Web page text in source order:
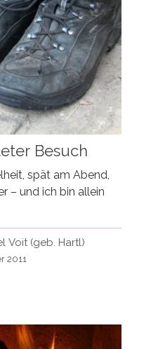
Besuch
spät am Abend,
– und ich bin allein
Voit (geb. Hartl)
2011